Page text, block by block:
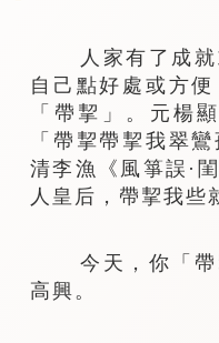
人家有了成就
自己點好處或方
「帶挈」。元楊
「帶挈帶挈我翠
清李漁《風箏誤·
人皇后，帶挈我些
今天，你「帶
高興。